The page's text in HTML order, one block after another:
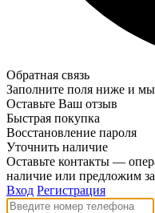
Обратная связь
Заполните поля ниже и
Оставьте Ваш отзыв
Быстрая покупка
Восстановление пароля
Уточнить наличие
Оставьте контакты —
наличие или предложим
Вход Регистрация